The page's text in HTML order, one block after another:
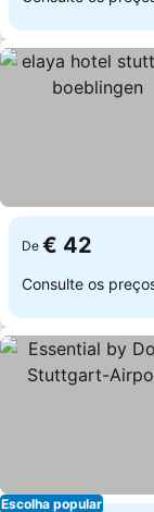
De € 42
Consulte os
Escolha popular